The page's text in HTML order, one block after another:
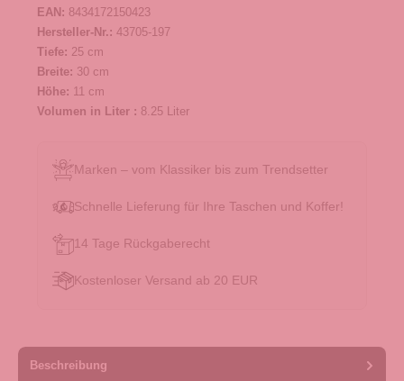
EAN: 8434172150423
Hersteller-Nr.: 43705-197
Tiefe: 25 cm
Breite: 30 cm
Höhe: 11 cm
Volumen in Liter : 8.25 Liter
Marken – vom Klassiker bis zum Trendsetter
Schnelle Lieferung für Ihre Taschen und Koffer!
14 Tage Rückgaberecht
Kostenloser Versand ab 20 EUR
Beschreibung